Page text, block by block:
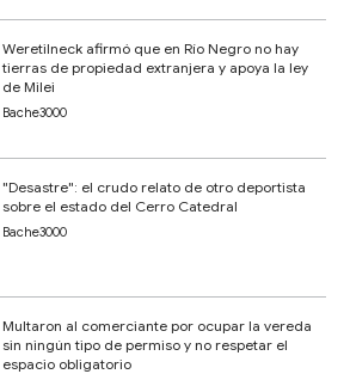
Weretilneck afirmó que en Río Negro no hay
tierras de propiedad extranjera y apoya la ley
de Milei
Bache3000
"Desastre": el crudo relato de otro deportista
sobre el estado del Cerro Catedral
Bache3000
Multaron al comerciante por ocupar la vereda
sin ningún tipo de permiso y no respetar el
espacio obligatorio